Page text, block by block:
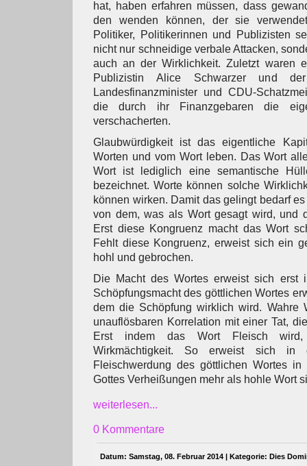
hat, haben erfahren müssen, dass
den wenden können, der sie
Politiker, Politikerinnen und Publizisten
nicht nur schneidige verbale Attacken,
auch an der Wirklichkeit. Zuletzt waren
Publizistin Alice Schwarzer und
Landesfinanzminister und CDU-
die durch ihr Finanzgebaren die
verschacherten.
Glaubwürdigkeit ist das eigentliche
Worten und vom Wort leben. Das Wort
Wort ist lediglich eine semantische
bezeichnet. Worte können solche
können wirken. Damit das gelingt bedarf
von dem, was als Wort gesagt wird, und
Erst diese Kongruenz macht das Wort
Fehlt diese Kongruenz, erweist sich ein
hohl und gebrochen.
Die Macht des Wortes erweist sich erst
Schöpfungsmacht des göttlichen Wortes
dem die Schöpfung wirklich wird. Wahre
unauflösbaren Korrelation mit einer Tat,
Erst indem das Wort Fleisch
Wirkmächtigkeit. So erweist sich in
Fleischwerdung des göttlichen Wortes
Gottes Verheißungen mehr als hohle Wort
weiterlesen...
0 Kommentare
Datum: Samstag, 08. Februar 2014 | Kategorie: Dies